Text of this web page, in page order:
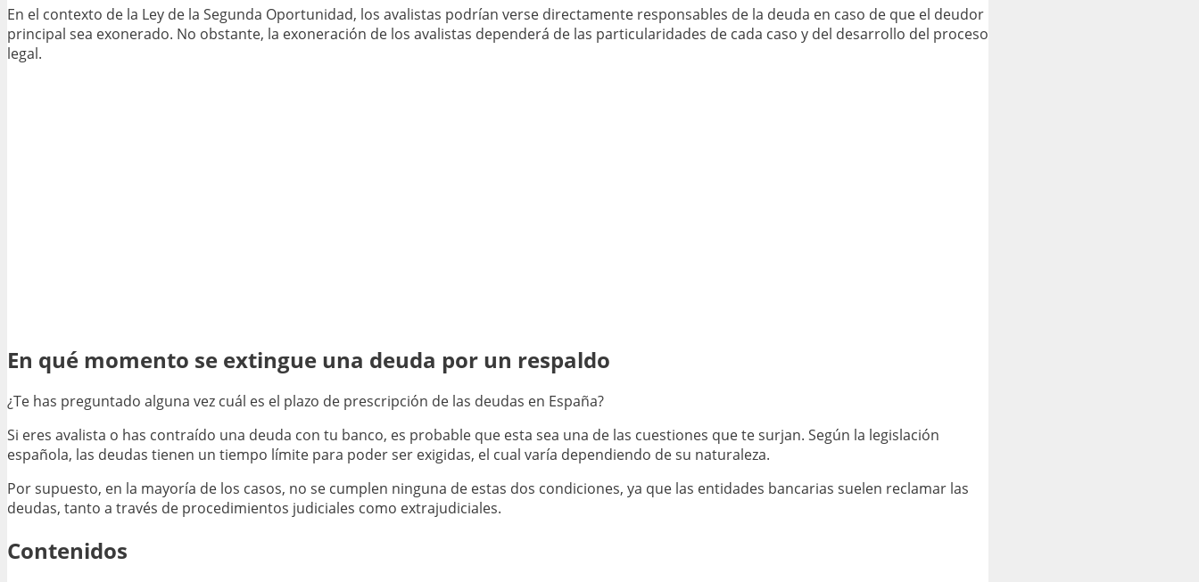
En el contexto de la Ley de la Segunda Oportunidad, los avalistas podrían verse directamente responsables de la deuda en caso de que el deudor
principal sea exonerado. No obstante, la exoneración de los avalistas dependerá de las particularidades de cada caso y del desarrollo del proceso
legal.
En qué momento se extingue una deuda por un respaldo
¿Te has preguntado alguna vez cuál es el plazo de prescripción de las deudas en España?
Si eres avalista o has contraído una deuda con tu banco, es probable que esta sea una de las cuestiones que te surjan. Según la legislación
española, las deudas tienen un tiempo límite para poder ser exigidas, el cual varía dependiendo de su naturaleza.
Por supuesto, en la mayoría de los casos, no se cumplen ninguna de estas dos condiciones, ya que las entidades bancarias suelen reclamar las
deudas, tanto a través de procedimientos judiciales como extrajudiciales.
Contenidos